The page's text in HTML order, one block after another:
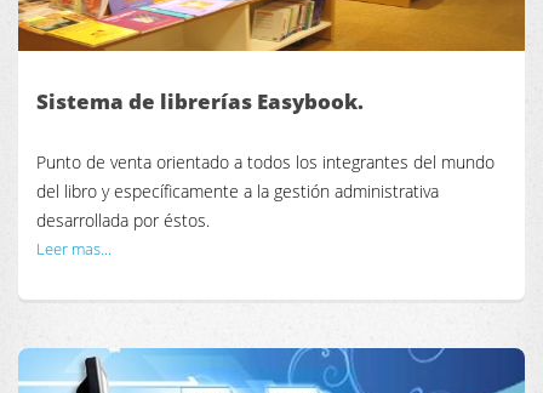
Sistema de librerías Easybook.
Punto de venta orientado a todos los integrantes del mundo
del libro y específicamente a la gestión administrativa
desarrollada por éstos.
Leer mas...